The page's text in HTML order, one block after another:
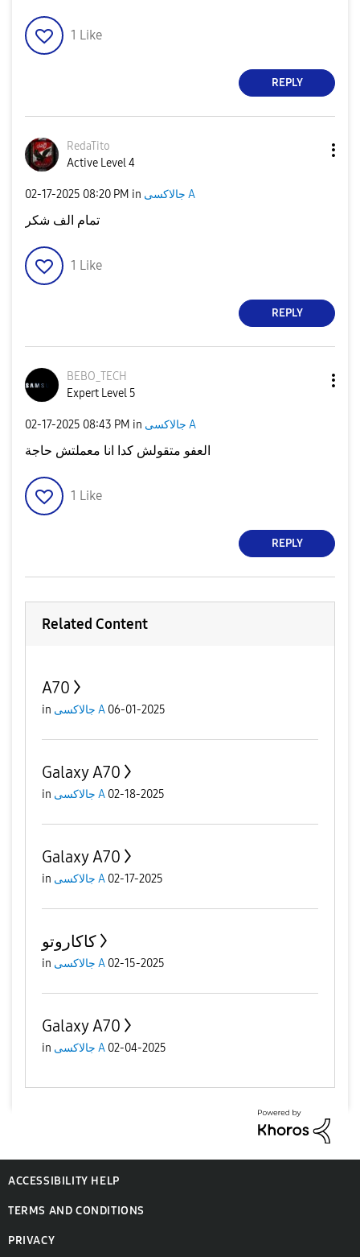
1 Like
REPLY
RedaTito
Active Level 4
‎02-17-2025 08:20 PM in جالاكسى A
تمام الف شكر
1 Like
REPLY
BEBO_TECH
Expert Level 5
‎02-17-2025 08:43 PM in جالاكسى A
العفو متقولش كدا انا معملتش حاجة
1 Like
REPLY
Related Content
A70
in جالاكسى A 06-01-2025
Galaxy A70
in جالاكسى A 02-18-2025
Galaxy A70
in جالاكسى A 02-17-2025
كاكاروتو
in جالاكسى A 02-15-2025
Galaxy A70
in جالاكسى A 02-04-2025
ACCESSIBILITY HELP
TERMS AND CONDITIONS
PRIVACY